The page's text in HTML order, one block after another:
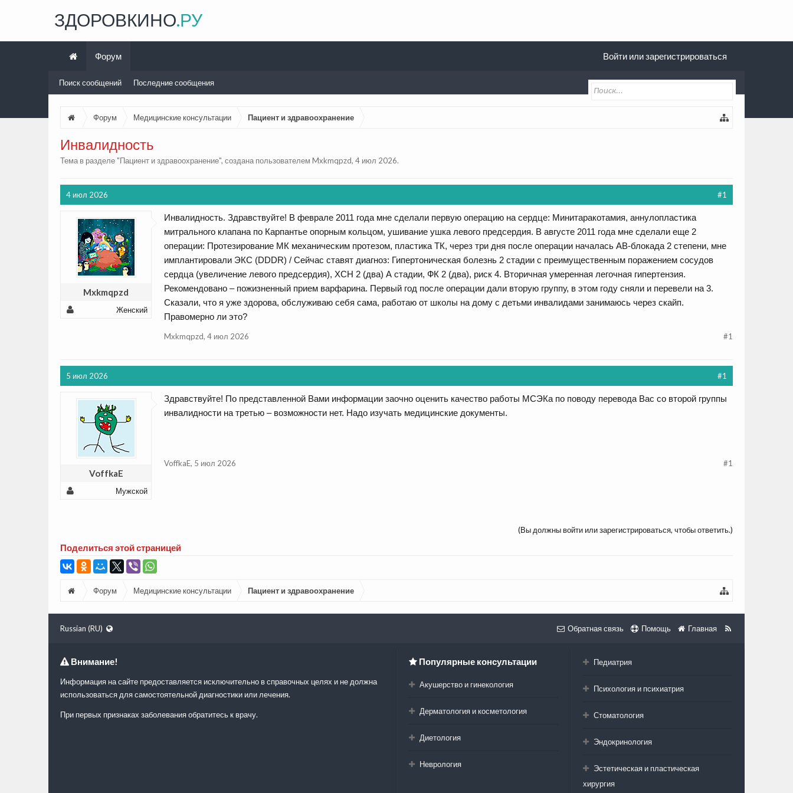
Форум Медицинские консультации Пациент и здравоохранение
Инвалидность
Тема в разделе "Пациент и здравоохранение", создана пользователем Mxkmqpzd, 4 июл 2026.
4 июл 2026 #1
Mxkmqpzd
Женский
Инвалидность. Здравствуйте! В феврале 2011 года мне сделали первую операцию на сердце: Минитаракотамия, аннулопластика
митрального клапана по Карпантье опорным кольцом, ушивание ушка левого предсердия. В августе 2011 года мне сделали еще 2
операции: Протезирование МК механическим протезом, пластика ТК, через три дня после операции началась АВ-блокада 2 степени, мне
имплантировали ЭКС (DDDR) / Сейчас ставят диагноз: Гипертоническая болезнь 2 стадии с преимущественным поражением сосудов
сердца (увеличение левого предсердия), ХСН 2 (два) А стадии, ФК 2 (два), риск 4. Вторичная умеренная легочная гипертензия.
Рекомендовано – пожизненный прием варфарина. Первый год после операции дали вторую группу, в этом году сняли и перевели на 3.
Сказали, что я уже здорова, обслуживаю себя сама, работаю от школы на дому с детьми инвалидами занимаюсь через скайп.
Правомерно ли это?
Mxkmqpzd, 4 июл 2026 #1
5 июл 2026 #1
VoffkaE
Мужской
Здравствуйте! По представленной Вами информации заочно оценить качество работы МСЭКа по поводу перевода Вас со второй группы
инвалидности на третью – возможности нет. Надо изучать медицинские документы.
VoffkaE, 5 июл 2026 #1
(Вы должны войти или зарегистрироваться, чтобы ответить.)
Поделиться этой страницей
Форум Медицинские консультации Пациент и здравоохранение
ЗДОРОВКИНО.РУ
Форум
Поиск сообщений Последние сообщения
Войти или зарегистрироваться
Russian (RU) Обратная связь Помощь Главная
Внимание!
Информация на сайте предоставляется исключительно в справочных целях и не должна
использоваться для самостоятельной диагностики или лечения.
При первых признаках заболевания обратитесь к врачу.
Популярные консультации
Акушерство и гинекология
Дерматология и косметология
Диетология
Неврология
Педиатрия
Психология и психиатрия
Стоматология
Эндокринология
Эстетическая и пластическая
хирургия